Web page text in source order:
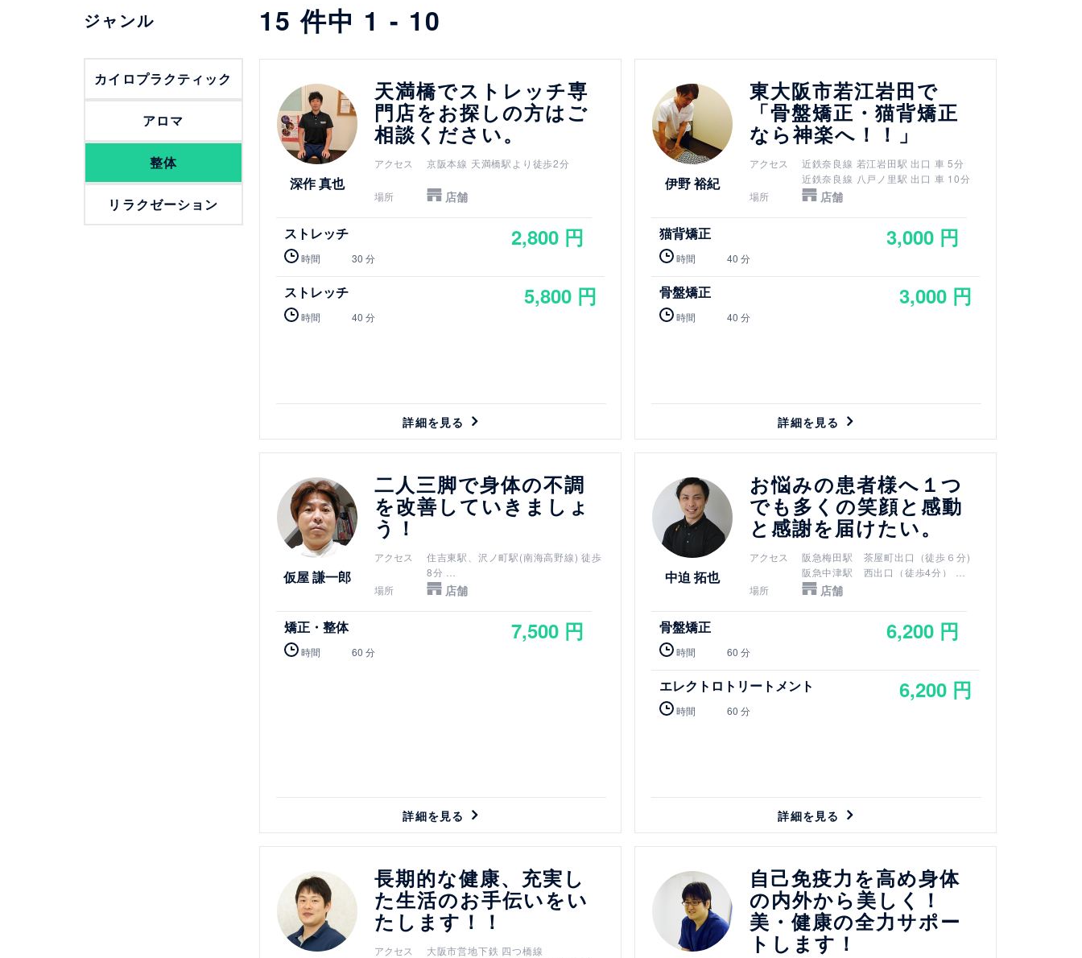
ジャンル
カイロプラクティック
アロマ
整体
リラクゼーション
15 件中 1 - 10
深作 真也
天満橋でストレッチ専
門店をお探しの方はご
相談ください。
アクセス 京阪本線 天満橋駅より徒歩2分
場所 店舗
ストレッチ
時間 30 分
2,800 円
ストレッチ
時間 40 分
5,800 円
詳細を見る
伊野 裕紀
東大阪市若江岩田で
「骨盤矯正・猫背矯正
なら神楽へ！！」
アクセス
近鉄奈良線 若江岩田駅 出口 車 5分
近鉄奈良線 八戸ノ里駅 出口 車 10分
場所
店舗
猫背矯正
時間 40 分
3,000 円
骨盤矯正
時間 40 分
3,000 円
詳細を見る
仮屋 謙一郎
二人三脚で身体の不調
を改善していきましょ
う！
アクセス
住吉東駅、沢ノ町駅(南海高野線) 徒歩
8分
長居駅(JR阪和線、地下鉄御堂筋線)
場所 店舗
矯正・整体
時間 60 分
7,500 円
詳細を見る
中迫 拓也
お悩みの患者様へ１つ
でも多くの笑顔と感動
と感謝を届けたい。
アクセス
阪急梅田駅 茶屋町出口（徒歩６分)
阪急中津駅 西出口（徒歩4分）
御堂筋線中津駅 5番出口（徒歩1分）
場所 店舗
骨盤矯正
時間 60 分
6,200 円
エレクトロトリートメント
時間 60 分
6,200 円
詳細を見る
長期的な健康、充実し
た生活のお手伝いをい
たします！！
アクセス
大阪市営地下鉄 四つ橋線
自己免疫力を高め身体
の内外から美しく！
美・健康の全力サポー
トします！